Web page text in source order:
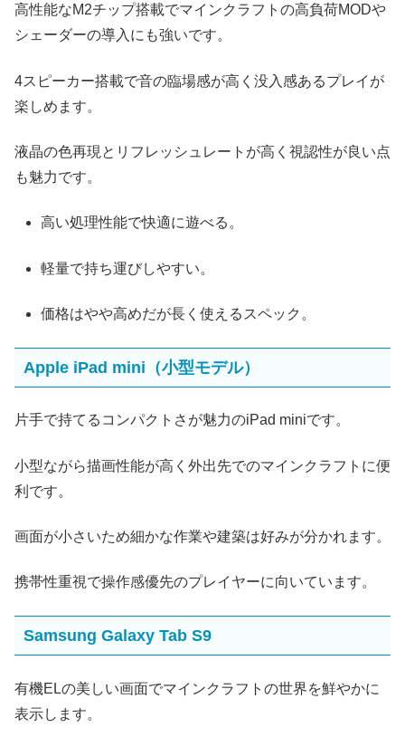
高性能なM2チップ搭載でマインクラフトの高負荷MODや
シェーダーの導入にも強いです。
4スピーカー搭載で音の臨場感が高く没入感あるプレイが
楽しめます。
液晶の色再現とリフレッシュレートが高く視認性が良い点
も魅力です。
高い処理性能で快適に遊べる。
軽量で持ち運びしやすい。
価格はやや高めだが長く使えるスペック。
Apple iPad mini（小型モデル）
片手で持てるコンパクトさが魅力のiPad miniです。
小型ながら描画性能が高く外出先でのマインクラフトに便
利です。
画面が小さいため細かな作業や建築は好みが分かれます。
携帯性重視で操作感優先のプレイヤーに向いています。
Samsung Galaxy Tab S9
有機ELの美しい画面でマインクラフトの世界を鮮やかに
表示します。